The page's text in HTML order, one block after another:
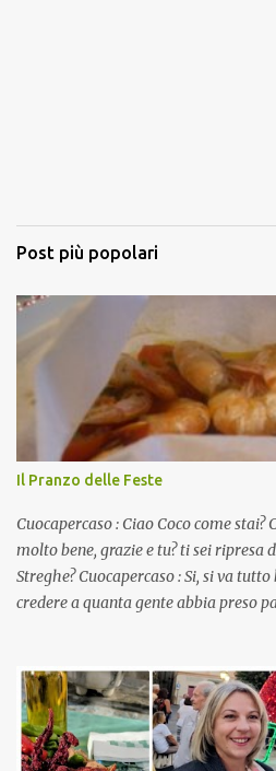
Post più popolari
Il Pranzo delle Feste
Cuocapercaso : Ciao Coco come stai?
molto bene, grazie e tu? ti sei ripresa
Streghe? Cuocapercaso : Si, si va
credere a quanta gente abbia preso
pranzo, racconta un po'! Perchè io
Cuocapercaso : A dire il vero
nulla perché vado al Pranzo
mie capi! CoCo : Pranzo aziendale?